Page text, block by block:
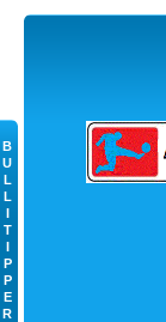
B
U
L
L
I
T
I
P
P
E
R